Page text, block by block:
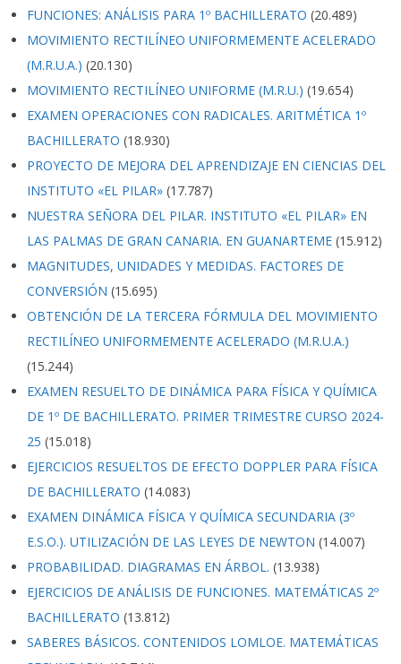
FUNCIONES: ANÁLISIS PARA 1º BACHILLERATO (20.489)
MOVIMIENTO RECTILÍNEO UNIFORMEMENTE ACELERADO
(M.R.U.A.) (20.130)
MOVIMIENTO RECTILÍNEO UNIFORME (M.R.U.) (19.654)
EXAMEN OPERACIONES CON RADICALES. ARITMÉTICA 1º
BACHILLERATO (18.930)
PROYECTO DE MEJORA DEL APRENDIZAJE EN CIENCIAS DEL
INSTITUTO «EL PILAR» (17.787)
NUESTRA SEÑORA DEL PILAR. INSTITUTO «EL PILAR» EN
LAS PALMAS DE GRAN CANARIA. EN GUANARTEME (15.912)
MAGNITUDES, UNIDADES Y MEDIDAS. FACTORES DE
CONVERSIÓN (15.695)
OBTENCIÓN DE LA TERCERA FÓRMULA DEL MOVIMIENTO
RECTILÍNEO UNIFORMEMENTE ACELERADO (M.R.U.A.)
(15.244)
EXAMEN RESUELTO DE DINÁMICA PARA FÍSICA Y QUÍMICA
DE 1º DE BACHILLERATO. PRIMER TRIMESTRE CURSO 2024-
25 (15.018)
EJERCICIOS RESUELTOS DE EFECTO DOPPLER PARA FÍSICA
DE BACHILLERATO (14.083)
EXAMEN DINÁMICA FÍSICA Y QUÍMICA SECUNDARIA (3º
E.S.O.). UTILIZACIÓN DE LAS LEYES DE NEWTON (14.007)
PROBABILIDAD. DIAGRAMAS EN ÁRBOL. (13.938)
EJERCICIOS DE ANÁLISIS DE FUNCIONES. MATEMÁTICAS 2º
BACHILLERATO (13.812)
SABERES BÁSICOS. CONTENIDOS LOMLOE. MATEMÁTICAS